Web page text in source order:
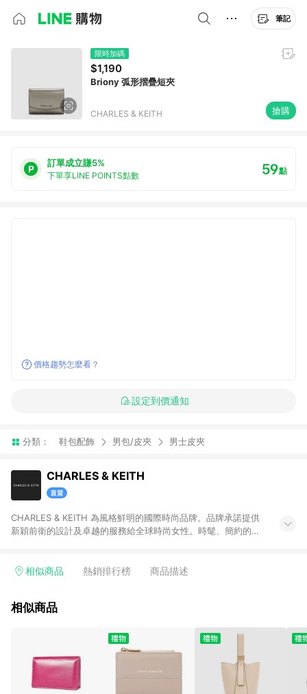
筆記
限時加碼
$1,190
Briony 弧形摺疊短夾
CHARLES & KEITH 搶購
訂單成立賺5%
下單享LINE POINTS點數 59點
價格趨勢怎麼看？
設定到價通知
分類： 鞋包配飾 男包/皮夾 男士皮夾
CHARLES & KEITH
CHARLES & KEITH 為風格鮮明的國際時尚品牌。品牌承諾提供
新穎前衛的設計及卓越的服務給全球時尚女性。時髦、簡約的設
時內結帳才享有回饋，點數將於廠商出貨後 30天前後發送。若於
相似商品 熱銷排行榜 商品描述
相似商品